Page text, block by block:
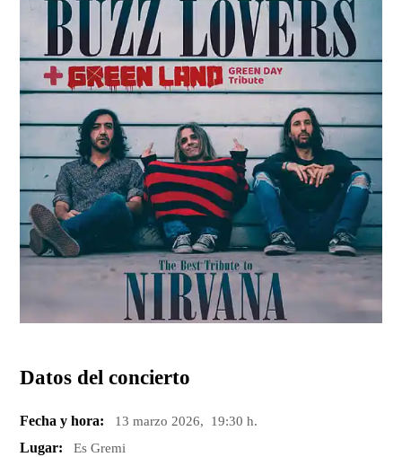
Datos del concierto
Fecha y hora: 13 marzo 2026, 19:30 h.
Lugar: Es Gremi